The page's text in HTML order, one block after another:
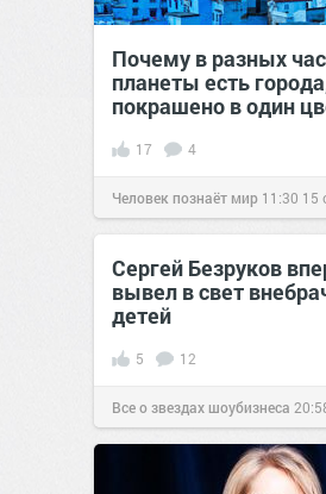
Почему в разных
планеты есть
покрашено в один
17 4
Человек познаёт мир 11:30 15
Сергей Безруков
вывел в свет
детей
5 12
Все о звездах шоубизнеса